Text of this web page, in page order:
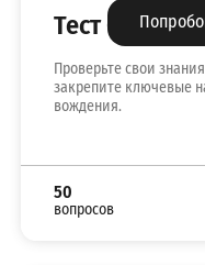
Тест CDL на
Проверьте свои
закрепите ключевые
вождения.
50
вопросов